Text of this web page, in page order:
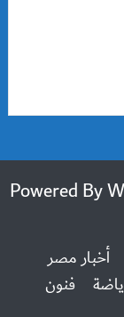
2014 Powered
أخبار مصر
فنون